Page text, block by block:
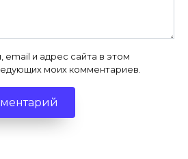
email и адрес сайта в этом
моих комментариев.